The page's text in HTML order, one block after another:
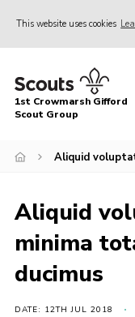
This website uses cookies
Home
About Us
Cookies
Join Us
1st Crowmarsh Gifford
Scout Group
Aliquid
Aliquid
minima
ducimus
DATE: 12TH JUL 2018